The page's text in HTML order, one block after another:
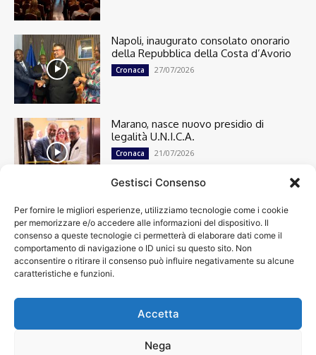
Gestisci Consenso
Per fornire le migliori esperienze, utilizziamo tecnologie come i cookie
per memorizzare e/o accedere alle informazioni del dispositivo. Il
consenso a queste tecnologie ci permetterà di elaborare dati come il
comportamento di navigazione o ID unici su questo sito. Non
acconsentire o ritirare il consenso può influire negativamente su alcune
caratteristiche e funzioni.
Accetta
Nega
Napoli, inaugurato consolato onorario
della Repubblica della Costa d’Avorio
Cronaca 27/07/2026
Marano, nasce nuovo presidio di
legalità U.N.I.C.A.
Cronaca 21/07/2026
Cronaca
13501
Attualità
7305
top
News
4209
Cultura